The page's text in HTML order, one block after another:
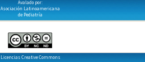
Avalado por:
Asociación Latinoamericana
de Pediatría
Licencias Creative Commons